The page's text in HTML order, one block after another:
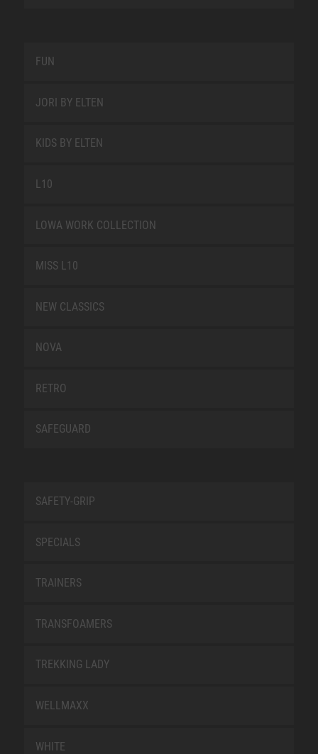
FUN
JORI BY ELTEN
KIDS BY ELTEN
L10
LOWA WORK COLLECTION
MISS L10
NEW CLASSICS
NOVA
RETRO
SAFEGUARD
SAFETY-GRIP
SPECIALS
TRAINERS
TRANSFOAMERS
TREKKING LADY
WELLMAXX
WHITE